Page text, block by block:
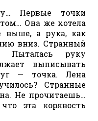
Первые точки
Она же хотела
выше, а рука, как
вниз. Странный
Пыталась руку
выписывать
— точка. Лена
Странные
Не прочитаешь…
эта корявость